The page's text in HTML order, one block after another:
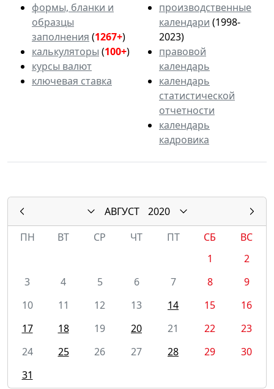
формы, бланки и
образцы
заполнения (1267+)
калькуляторы (100+)
курсы валют
ключевая ставка
производственные
календари (1998-
2023)
правовой
календарь
календарь
статистической
отчетности
календарь
кадровика
АВГУСТ
2020
ПН
ВТ СР ЧТ ПТ СБ
ВС
1
2
3
4 5 6 7 8
9
10
11 12 13 14 15
16
17
18 19 20 21 22
23
24
25 26 27 28 29
30
31